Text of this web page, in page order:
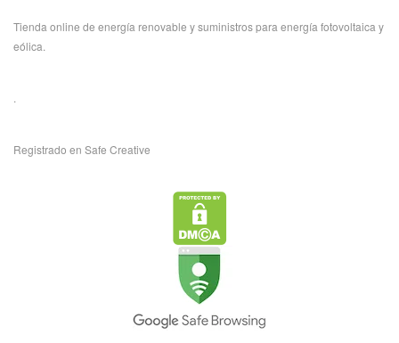
Tienda online de energía renovable y suministros para energía fotovoltaica y
eólica.
.
Registrado en Safe Creative